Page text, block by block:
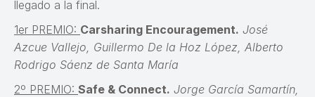
llegado a la final.
1er PREMIO: Carsharing Encouragement. José
Azcue Vallejo, Guillermo De la Hoz López, Alberto
Rodrigo Sáenz de Santa María
2º PREMIO: Safe & Connect. Jorge García Samartín,